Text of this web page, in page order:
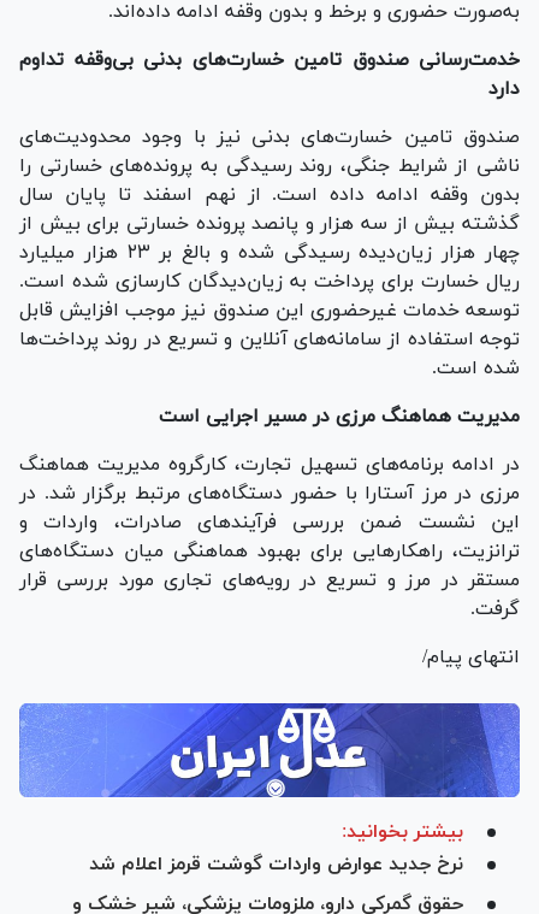
به‌صورت حضوری و برخط و بدون وقفه ادامه داده‌اند.
خدمت‌رسانی صندوق تامین خسارت‌های بدنی بی‌وقفه تداوم
دارد
صندوق تامین خسارت‌های بدنی نیز با وجود محدودیت‌های
ناشی از شرایط جنگی، روند رسیدگی به پرونده‌های خسارتی را
بدون وقفه ادامه داده است. از نهم اسفند تا پایان سال
گذشته بیش از سه هزار و پانصد پرونده خسارتی برای بیش از
چهار هزار زیان‌دیده رسیدگی شده و بالغ بر ۲۳ هزار میلیارد
ریال خسارت برای پرداخت به زیان‌دیدگان کارسازی شده است.
توسعه خدمات غیرحضوری این صندوق نیز موجب افزایش قابل
توجه استفاده از سامانه‌های آنلاین و تسریع در روند پرداخت‌ها
شده است.
مدیریت هماهنگ مرزی در مسیر اجرایی است
در ادامه برنامه‌های تسهیل تجارت، کارگروه مدیریت هماهنگ
مرزی در مرز آستارا با حضور دستگاه‌های مرتبط برگزار شد. در
این نشست ضمن بررسی فرآیند‌های صادرات، واردات و
ترانزیت، راهکار‌هایی برای بهبود هماهنگی میان دستگاه‌های
مستقر در مرز و تسریع در رویه‌های تجاری مورد بررسی قرار
گرفت.
انتهای پیام/
بیشتر بخوانید:
نرخ جدید عوارض واردات گوشت قرمز اعلام شد
حقوق گمرکی دارو، ملزومات پزشکی، شیر خشک و